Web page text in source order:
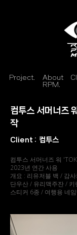
Project.
About
RPM.
컴투스 서머너즈
작
Client : 컴투스
컴투스 서머너즈 워
2023년 연간 사용
개요 : 리유저블 백 / 감
단우산 / 유리맥주잔 /
스티커 6종 / 여행용 네